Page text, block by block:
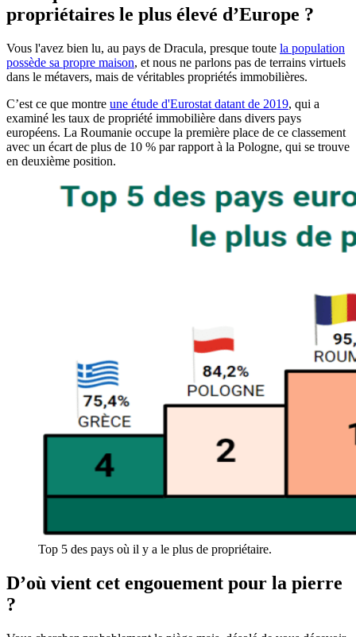
propriétaires le plus élevé d’Europe ?
Vous l'avez bien lu, au pays de Dracula, presque toute la population
possède sa propre maison, et nous ne parlons pas de terrains virtuels
dans le métavers, mais de véritables propriétés immobilières.
C’est ce que montre une étude d'Eurostat datant de 2019, qui a
examiné les taux de propriété immobilière dans divers pays
européens. La Roumanie occupe la première place de ce classement
avec un écart de plus de 10 % par rapport à la Pologne, qui se trouve
en deuxième position.
Top 5 des pays où il y a le plus de propriétaire.
D’où vient cet engouement pour la pierre
?